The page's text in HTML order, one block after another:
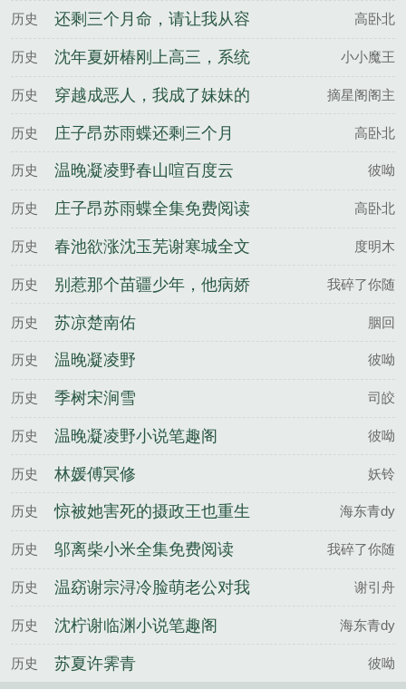
有救了陆青青姬如砚全文完
整版
历史
还剩三个月命，请让我从容
赴死庄子昂苏雨蝶全文完整
版
高卧北
历史
沈年夏妍椿刚上高三，系统
让我去讨伐魔王百度云
小小魔王
历史
穿越成恶人，我成了妹妹的
救世主林见深夏听晚全文完
整版
摘星阁阁主
历史
庄子昂苏雨蝶还剩三个月
命，请让我从容赴死百度云
高卧北
历史 温晚凝凌野春山喧百度云 彼呦
历史 庄子昂苏雨蝶全集免费阅读 高卧北
历史
春池欲涨沈玉芜谢寒城全文
完整版
度明木
历史
别惹那个苗疆少年，他病娇
又变态邬离柴小米全文完整
版
我碎了你随
历史 苏凉楚南佑 胭回
历史 温晚凝凌野 彼呦
历史 季树宋涧雪 司皎
历史 温晚凝凌野小说笔趣阁 彼呦
历史 林媛傅冥修 妖铃
历史
惊被她害死的摄政王也重生
了沈柠谢临渊全文完整版
海东青dy
历史 邬离柴小米全集免费阅读 我碎了你随
历史
温窈谢宗浔冷脸萌老公对我
强制爱夜夜失控百度云
谢引舟
历史 沈柠谢临渊小说笔趣阁 海东青dy
历史 苏夏许霁青 彼呦